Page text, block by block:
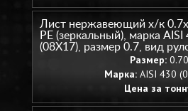
Лист нержавеющий х/к
PE (зеркальный), марка AISI
(08Х17), размер 0.7, вид
Размер:0.70
Марка:AISI 430
Цена за